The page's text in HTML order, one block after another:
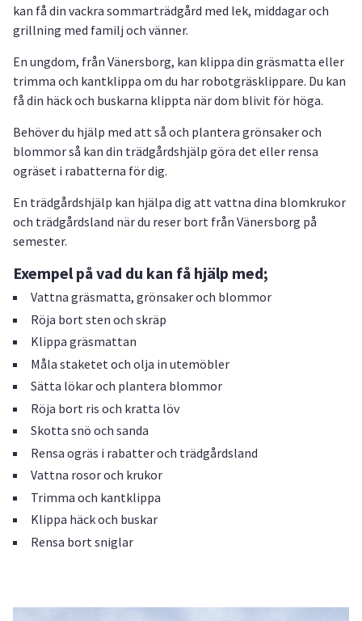
kan få din vackra sommarträdgård med lek, middagar och
grillning med familj och vänner.
En ungdom, från Vänersborg, kan klippa din gräsmatta eller
trimma och kantklippa om du har robotgräsklippare. Du kan
få din häck och buskarna klippta när dom blivit för höga.
Behöver du hjälp med att så och plantera grönsaker och
blommor så kan din trädgårdshjälp göra det eller rensa
ogräset i rabatterna för dig.
En trädgårdshjälp kan hjälpa dig att vattna dina blomkrukor
och trädgårdsland när du reser bort från Vänersborg på
semester.
Exempel på vad du kan få hjälp med;
Vattna gräsmatta, grönsaker och blommor
Röja bort sten och skräp
Klippa gräsmattan
Måla staketet och olja in utemöbler
Sätta lökar och plantera blommor
Röja bort ris och kratta löv
Skotta snö och sanda
Rensa ogräs i rabatter och trädgårdsland
Vattna rosor och krukor
Trimma och kantklippa
Klippa häck och buskar
Rensa bort sniglar